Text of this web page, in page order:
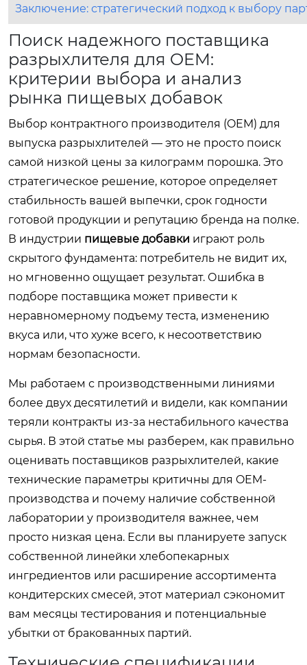
Заключение: стратегический подход к выбору
Поиск надежного поставщика
разрыхлителя для OEM:
критерии выбора и анализ
рынка пищевых добавок
Выбор контрактного производителя (OEM) для
выпуска разрыхлителей — это не просто поиск
самой низкой цены за килограмм порошка. Это
стратегическое решение, которое определяет
стабильность вашей выпечки, срок годности
готовой продукции и репутацию бренда на полке.
В индустрии пищевые добавки играют роль
скрытого фундамента: потребитель не видит их,
но мгновенно ощущает результат. Ошибка в
подборе поставщика может привести к
неравномерному подъему теста, изменению
вкуса или, что хуже всего, к несоответствию
нормам безопасности.
Мы работаем с производственными линиями
более двух десятилетий и видели, как компании
теряли контракты из-за нестабильного качества
сырья. В этой статье мы разберем, как правильно
оценивать поставщиков разрыхлителей, какие
технические параметры критичны для OEM-
производства и почему наличие собственной
лаборатории у производителя важнее, чем
просто низкая цена. Если вы планируете запуск
собственной линейки хлебопекарных
ингредиентов или расширение ассортимента
кондитерских смесей, этот материал сэкономит
вам месяцы тестирования и потенциальные
убытки от бракованных партий.